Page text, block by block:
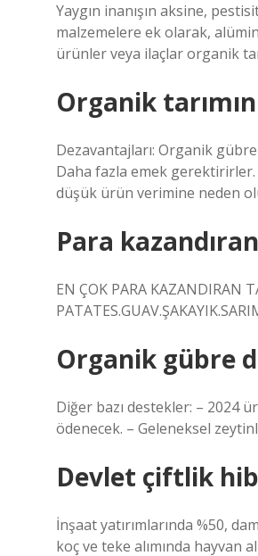
Yaygın inanışın aksine,
malzemelere ek olarak,
ürünler veya ilaçlar organik
Organik
Dezavantajları: Organik
Daha fazla emek
düşük ürün verimine neden
Para
EN ÇOK PARA KAZANDIRAN
Organik gübre
Diğer bazı destekler: – 2024
ödenecek. – Geleneksel
Devlet çiftlik
İnşaat yatırımlarında %50,
koç ve teke alımında hayvan